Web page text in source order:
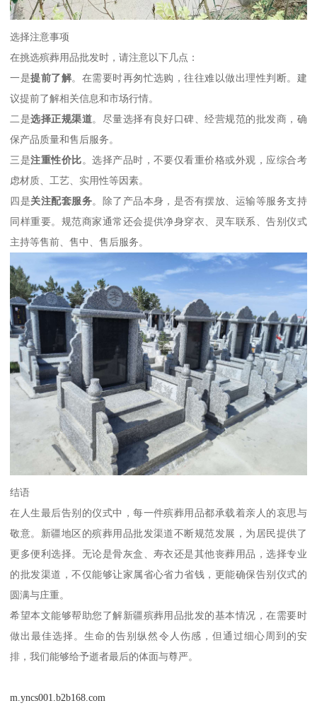
选择注意事项
在挑选殡葬用品批发时，请注意以下几点：
一是提前了解。在需要时再匆忙选购，往往难以做出理性判断。建
议提前了解相关信息和市场行情。
二是选择正规渠道。尽量选择有良好口碑、经营规范的批发商，确
保产品质量和售后服务。
三是注重性价比。选择产品时，不要仅看重价格或外观，应综合考
虑材质、工艺、实用性等因素。
四是关注配套服务。除了产品本身，是否有摆放、运输等服务支持
同样重要。规范商家通常还会提供净身穿衣、灵车联系、告别仪式
主持等售前、售中、售后服务。
结语
在人生最后告别的仪式中，每一件殡葬用品都承载着亲人的哀思与
敬意。新疆地区的殡葬用品批发渠道不断规范发展，为居民提供了
更多便利选择。无论是骨灰盒、寿衣还是其他丧葬用品，选择专业
的批发渠道，不仅能够让家属省心省力省钱，更能确保告别仪式的
圆满与庄重。
希望本文能够帮助您了解新疆殡葬用品批发的基本情况，在需要时
做出最佳选择。生命的告别纵然令人伤感，但通过细心周到的安
排，我们能够给予逝者最后的体面与尊严。
m.yncs001.b2b168.com